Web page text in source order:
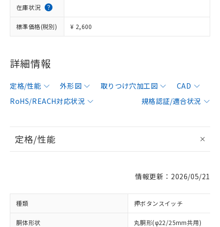
在庫状況
標準価格(税別) ¥ 2,600
詳細情報
定格/性能 外形図 取りつけ穴加工図
CAD
RoHS/REACH対応状況
規格認証/適合状況
定格/性能
情報更新：2026/05/21
種類 押ボタンスイッチ
胴体形状 丸胴形(φ22/25mm共用)